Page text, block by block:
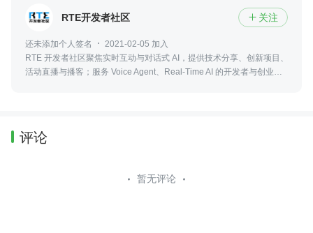
RTE开发者社区  关注
还未添加个人签名
2021-02-05 加入
RTE 开发者社区聚焦实时互动与对话式 AI，提供技术分享、创新项目、
活动直播与播客；服务 Voice Agent、Real-Time AI 的开发者与创业
评论
暂无评论